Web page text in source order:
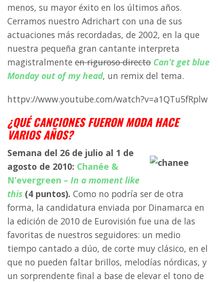
menos, su mayor éxito en los últimos años.
Cerramos nuestro Adrichart con una de sus
actuaciones más recordadas, de 2002, en la que
nuestra pequeña gran cantante interpreta
magistralmente en riguroso directo Can’t get blue
Monday out of my head, un remix del tema.
httpv://www.youtube.com/watch?v=a1QTu5fRplw
¿QUÉ CANCIONES FUERON MODA HACE
VARIOS AÑOS?
Semana del 26 de julio al 1 de
agosto de 2010: Chanée &
N’evergreen – In a moment like
this (4 puntos). Como no podría ser de otra
forma, la candidatura enviada por Dinamarca en
la edición de 2010 de Eurovisión fue una de las
favoritas de nuestros seguidores: un medio
tiempo cantado a dúo, de corte muy clásico, en el
que no pueden faltar brillos, melodías nórdicas, y
un sorprendente final a base de elevar el tono de